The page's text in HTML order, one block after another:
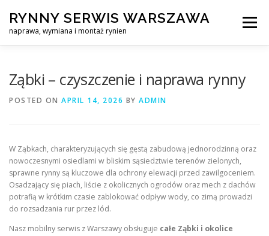
content
RYNNY SERWIS WARSZAWA
naprawa, wymiana i montaż rynien
Menu
Ząbki – czyszczenie i naprawa rynny
POSTED ON APRIL 14, 2026 BY ADMIN
W Ząbkach, charakteryzujących się gęstą zabudową jednorodzinną oraz
nowoczesnymi osiedlami w bliskim sąsiedztwie terenów zielonych,
sprawne rynny są kluczowe dla ochrony elewacji przed zawilgoceniem.
Osadzający się piach, liście z okolicznych ogrodów oraz mech z dachów
potrafią w krótkim czasie zablokować odpływ wody, co zimą prowadzi
do rozsadzania rur przez lód.
Nasz mobilny serwis z Warszawy obsługuje całe Ząbki i okolice